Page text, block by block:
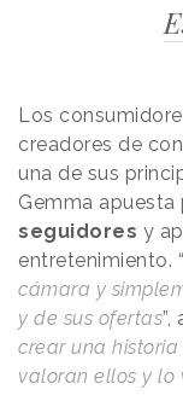
Los
creadores de
una de sus
Gemma apuesta
seguidores y
entretenimiento. “
cámara y
y de sus ofertas
crear una
valoran ellos y lo